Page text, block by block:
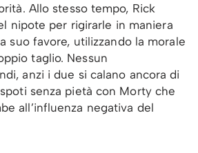
Allo stesso tempo, Rick
nipote per rigirarle in maniera
suo favore, utilizzando la morale
taglio. Nessun
anzi i due si calano ancora di
senza pietà con Morty che
all’influenza negativa del